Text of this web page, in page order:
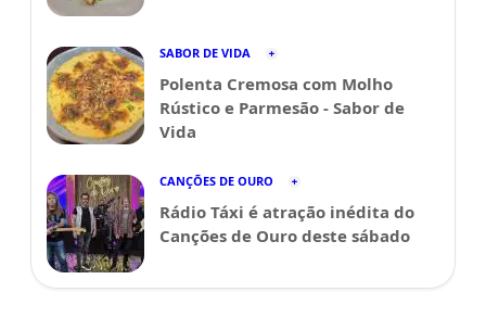
SABOR DE VIDA
Polenta Cremosa com Molho
Rústico e Parmesão - Sabor de
Vida
CANÇÕES DE OURO
Rádio Táxi é atração inédita do
Canções de Ouro deste sábado